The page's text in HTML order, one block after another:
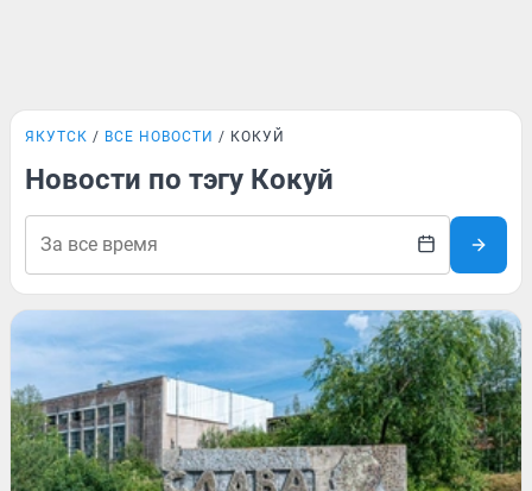
ЯКУТСК ВСЕ НОВОСТИ КОКУЙ
Новости по тэгу Кокуй